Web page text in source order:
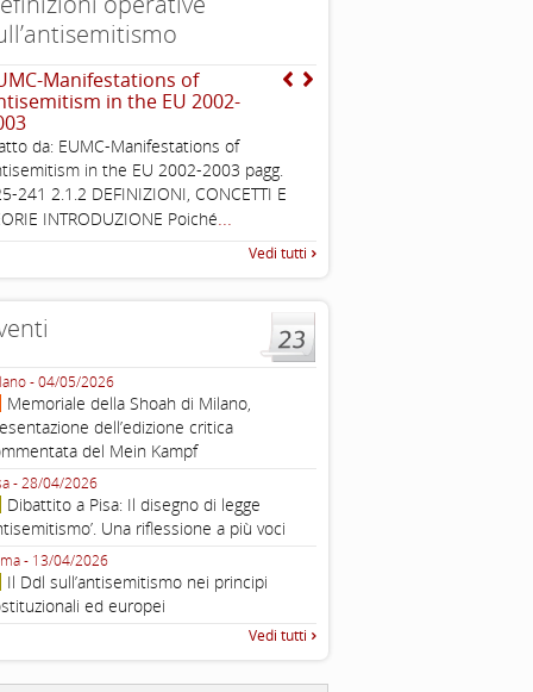
Manifestations of
in the EU 2002-
da: EUMC-Manifestations of
in the EU 2002-2003 pagg.
241 2.1.2 DEFINIZIONI, CONCETTI E
INTRODUZIONE Poiché...
Vedi tutti
- 04/05/2026
Memoriale della Shoah di Milano,
dell’edizione critica
del Mein Kampf
- 28/04/2026
Dibattito a Pisa: Il disegno di legge
Una riflessione a più voci
- 13/04/2026
Il Ddl sull’antisemitismo nei principi
ed europei
2025”
Vedi tutti